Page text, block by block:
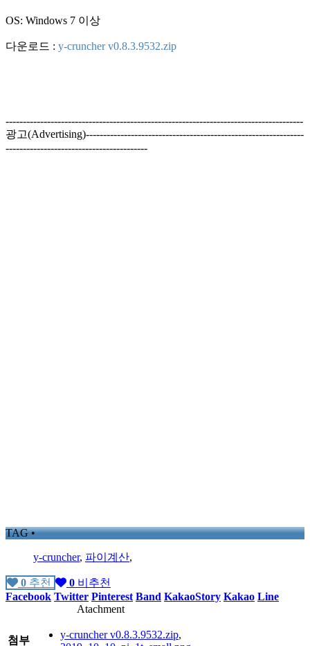
OS: Windows 7 이상
다운로드 : y-cruncher v0.8.3.9532.zip
--------------------------------------------------------------------------------------
광고(Advertising)---------------------------------------------------------------
-----------------------------------------
TAG •
y-cruncher, 파이계산,
0 추천 0 비추천
Facebook Twitter Pinterest Band KakaoStory Kakao Line
Atachment
첨부 y-cruncher v0.8.3.9532.zip,